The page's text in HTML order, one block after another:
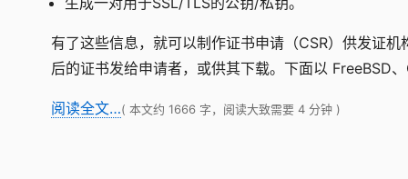
有了这些信息，就可以制作证书申请（CSR）供发证
后的证书发给申请者，或供其下载。下面以 FreeBSD
阅读全文…( 本文约 1666 字，阅读大致需要 4 分钟 )